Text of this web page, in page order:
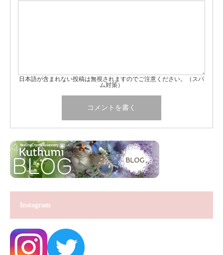
日本語が含まれない投稿は無視されますのでご注意ください。（スパ
ム対策）
Instagram